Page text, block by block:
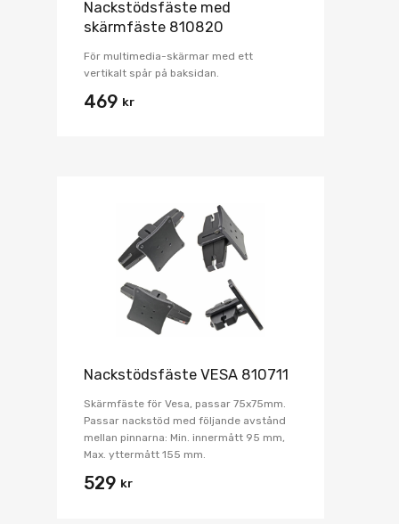
Nackstödsfäste med
skärmfäste 810820
För multimedia-skärmar med ett
vertikalt spår på baksidan.
469 kr
Nackstödsfäste VESA 810711
Skärmfäste för Vesa, passar 75x75mm.
Passar nackstöd med följande avstånd
mellan pinnarna: Min. innermått 95 mm,
Max. yttermått 155 mm.
529 kr